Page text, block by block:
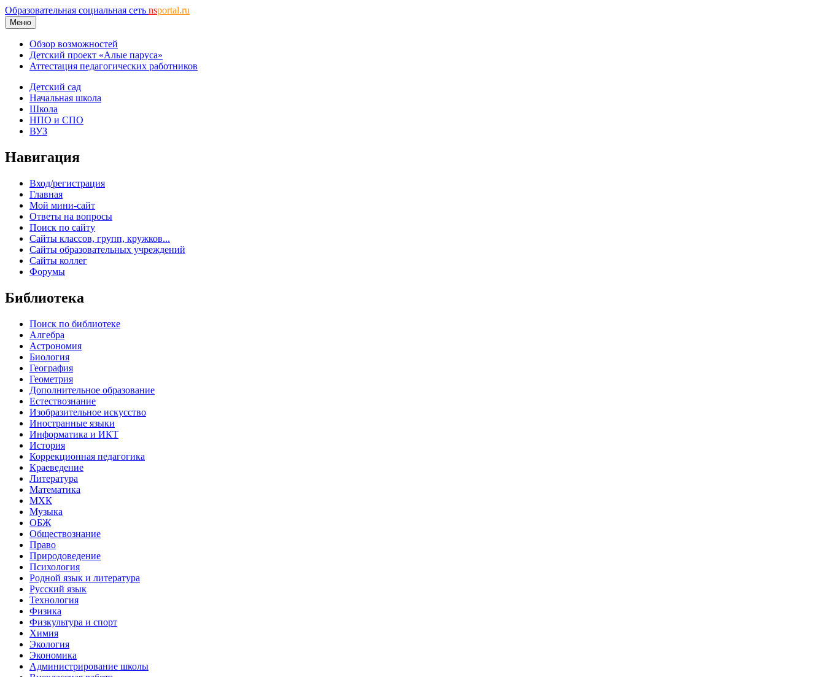
Образовательная социальная сеть nsportal.ru
Меню
Обзор возможностей
Детский проект «Алые паруса»
Аттестация педагогических работников
Детский сад
Начальная школа
Школа
НПО и СПО
ВУЗ
Навигация
Вход/регистрация
Главная
Мой мини-сайт
Ответы на вопросы
Поиск по сайту
Сайты классов, групп, кружков...
Сайты образовательных учреждений
Сайты коллег
Форумы
Библиотека
Поиск по библиотеке
Алгебра
Астрономия
Биология
География
Геометрия
Дополнительное образование
Естествознание
Изобразительное искусство
Иностранные языки
Информатика и ИКТ
История
Коррекционная педагогика
Краеведение
Литература
Математика
МХК
Музыка
ОБЖ
Обществознание
Право
Природоведение
Психология
Родной язык и литература
Русский язык
Технология
Физика
Физкультура и спорт
Химия
Экология
Экономика
Администрирование школы